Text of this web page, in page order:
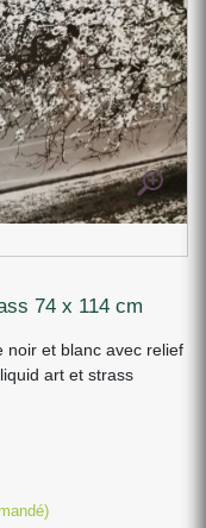
74 x 114 cm
noir et blanc avec relief
art et strass